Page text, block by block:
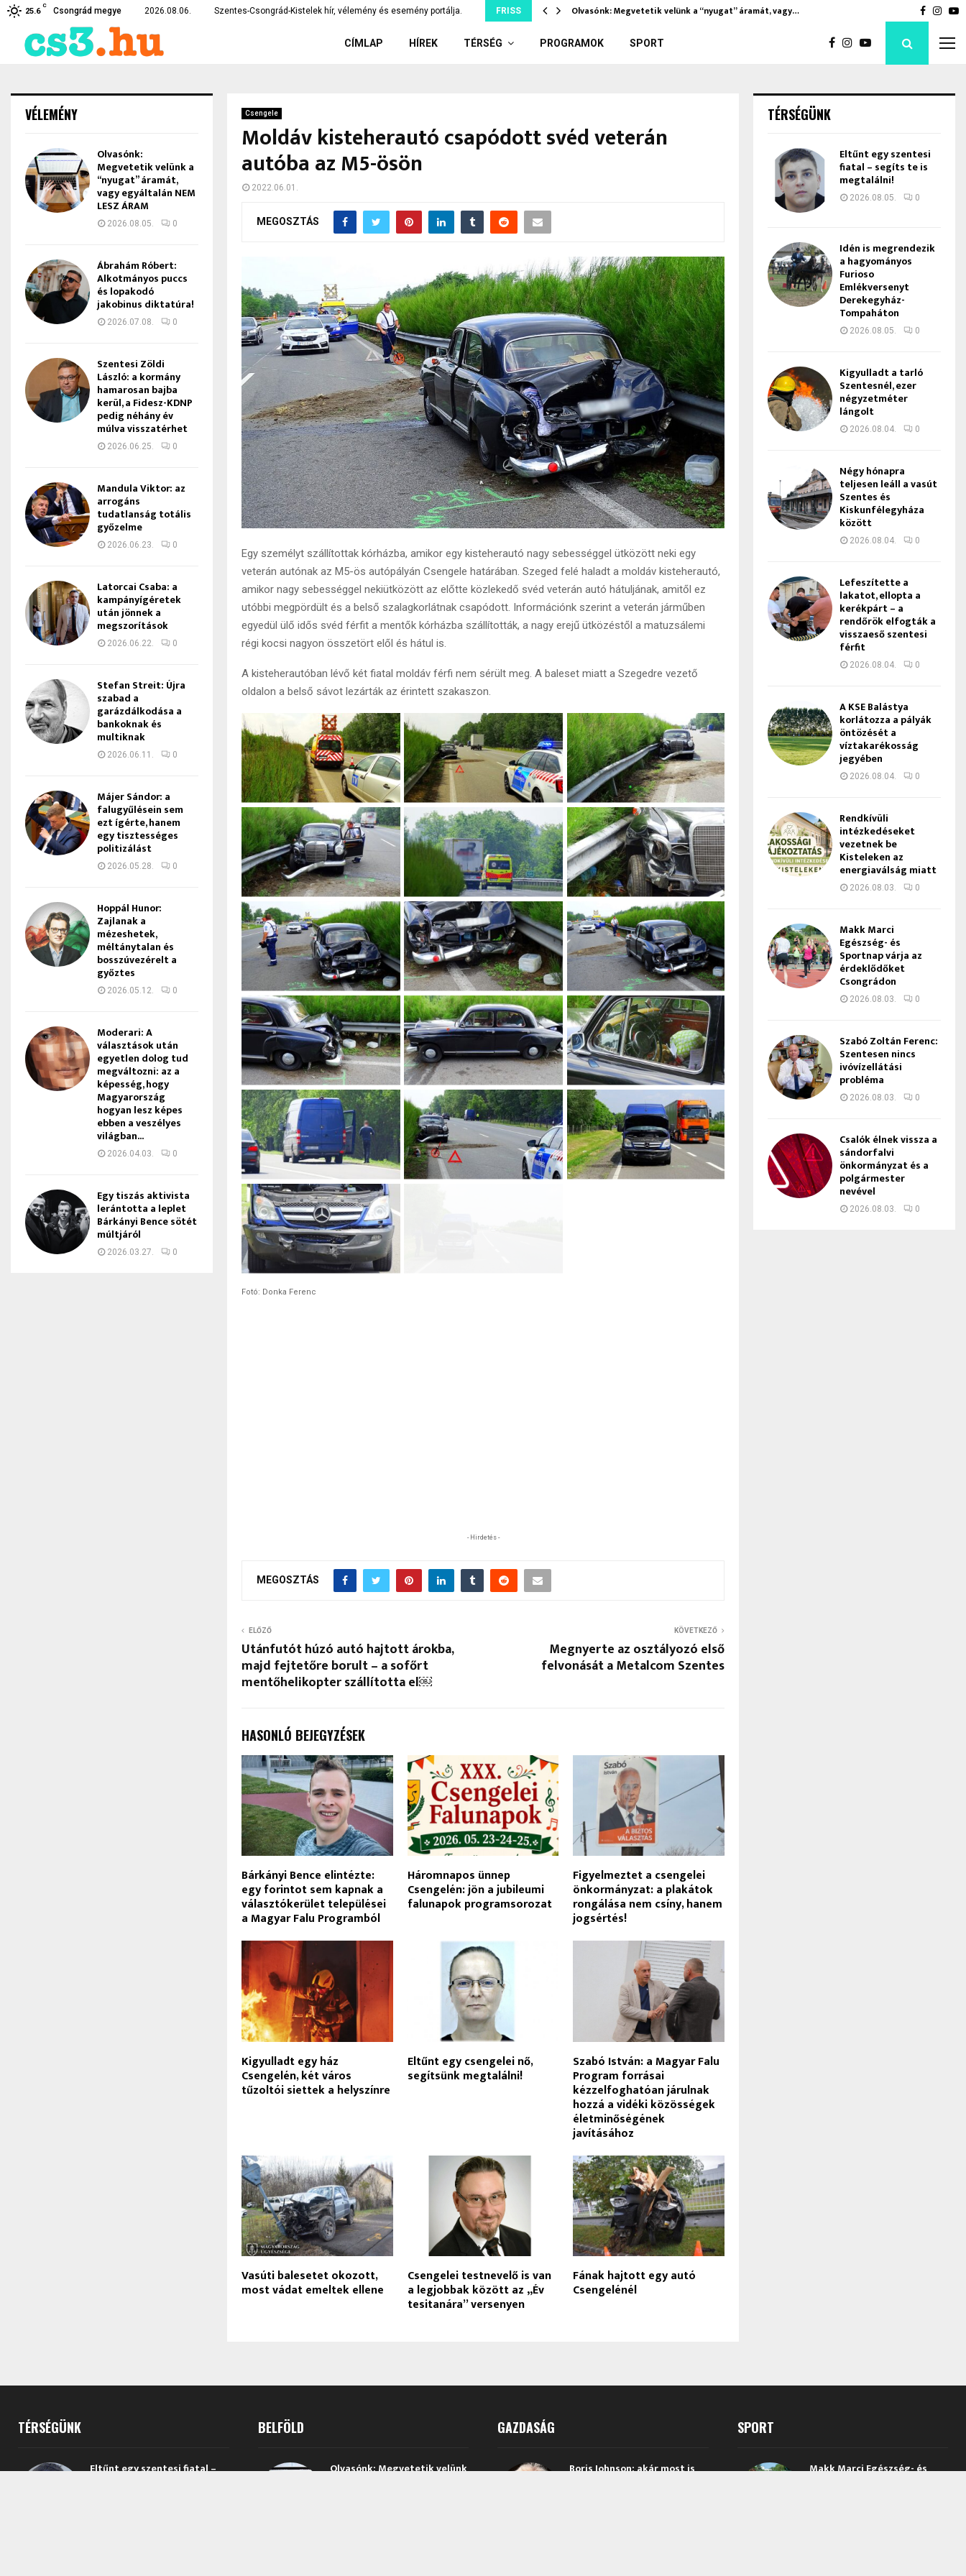
25.6
C
Csongrád megye 2026.08.06. Szentes-Csongrád-Kistelek hír, vélemény és esemény portálja. FRISS
–… Eltűnt egy szentesi fiatal – segíts te… Olvasónk: Megvetetik velünk a “nyugat” áramát, vagy… Soha
CÍMLAP HÍREK TÉRSÉG PROGRAMOK SPORT
Csengele
Moldáv kisteherautó csapódott svéd veterán
autóba az M5-ösön
2022.06.01.
MEGOSZTÁS
Egy személyt szállítottak kórházba, amikor egy kisteherautó nagy sebességgel ütközött neki egy
veterán autónak az M5-ös autópályán Csengele határában. Szeged felé haladt a moldáv kisteherautó,
amikor nagy sebességgel nekiütközött az előtte közlekedő svéd veterán autó hátuljának, amitől ez
utóbbi megpördült és a belső szalagkorlátnak csapódott. Információnk szerint a veterán járműben
egyedül ülő idős svéd férfit a mentők kórházba szállították, a nagy erejű ütközéstől a matuzsálemi
régi kocsi nagyon összetört elől és hátul is.
A kisteherautóban lévő két fiatal moldáv férfi nem sérült meg. A baleset miatt a Szegedre vezető
oldalon a belső sávot lezárták az érintett szakaszon.
Fotó: Donka Ferenc
- Hirdetés -
MEGOSZTÁS
ELŐZŐ
Utánfutót húzó autó hajtott árokba,
majd fejtetőre borult – a sofőrt
mentőhelikopter szállította el￼
KÖVETKEZŐ
Megnyerte az osztályozó első
felvonását a Metalcom Szentes
HASONLÓ BEJEGYZÉSEK
Bárkányi Bence elintézte:
egy forintot sem kapnak a
választókerület települései
a Magyar Falu Programból
Háromnapos ünnep
Csengelén: jön a jubileumi
falunapok programsorozat
Figyelmeztet a csengelei
önkormányzat: a plakátok
rongálása nem csíny, hanem
jogsértés!
Kigyulladt egy ház
Csengelén, két város
tűzoltói siettek a helyszínre
Eltűnt egy csengelei nő,
segítsünk megtalálni!
Szabó István: a Magyar Falu
Program forrásai
kézzelfoghatóan járulnak
hozzá a vidéki közösségek
életminőségének
javításához
Vasúti balesetet okozott,
most vádat emeltek ellene
Csengelei testnevelő is van
a legjobbak között az „Év
tesitanára” versenyen
Fának hajtott egy autó
Csengelénél
VÉLEMÉNY
Olvasónk:
Megvetetik velünk a
“nyugat” áramát,
vagy egyáltalán NEM
LESZ ÁRAM
2026.08.05. 0
Ábrahám Róbert:
Alkotmányos puccs
és lopakodó
jakobinus diktatúra!
2026.07.08. 0
Szentesi Zöldi
László: a kormány
hamarosan bajba
kerül, a Fidesz-KDNP
pedig néhány év
múlva visszatérhet
2026.06.25. 0
Mandula Viktor: az
arrogáns
tudatlanság totális
győzelme
2026.06.23. 0
Latorcai Csaba: a
kampányígéretek
után jönnek a
megszorítások
2026.06.22. 0
Stefan Streit: Újra
szabad a
garázdálkodása a
bankoknak és
multiknak
2026.06.11. 0
Májer Sándor: a
falugyűlésein sem
ezt ígérte, hanem
egy tisztességes
politizálást
2026.05.28. 0
Hoppál Hunor:
Zajlanak a
mézeshetek,
méltánytalan és
bosszúvezérelt a
győztes
2026.05.12. 0
Moderari: A
választások után
egyetlen dolog tud
megváltozni: az a
képesség, hogy
Magyarország
hogyan lesz képes
ebben a veszélyes
világban...
2026.04.03. 0
Egy tiszás aktivista
lerántotta a leplet
Bárkányi Bence sötét
múltjáról
2026.03.27. 0
TÉRSÉGÜNK
Eltűnt egy szentesi
fiatal – segíts te is
megtalálni!
2026.08.05. 0
Idén is megrendezik
a hagyományos
Furioso
Emlékversenyt
Derekegyház-
Tompaháton
2026.08.05. 0
Kigyulladt a tarló
Szentesnél, ezer
négyzetméter
lángolt
2026.08.04. 0
Négy hónapra
teljesen leáll a vasút
Szentes és
Kiskunfélegyháza
között
2026.08.04. 0
Lefeszítette a
lakatot, ellopta a
kerékpárt – a
rendőrök elfogták a
visszaeső szentesi
férfit
2026.08.04. 0
A KSE Balástya
korlátozza a pályák
öntözését a
víztakarékosság
jegyében
2026.08.04. 0
Rendkívüli
intézkedéseket
vezetnek be
Kisteleken az
energiaválság miatt
2026.08.03. 0
Makk Marci
Egészség- és
Sportnap várja az
érdeklődőket
Csongrádon
2026.08.03. 0
Szabó Zoltán Ferenc:
Szentesen nincs
ivóvízellátási
probléma
2026.08.03. 0
Csalók élnek vissza a
sándorfalvi
önkormányzat és a
polgármester
nevével
2026.08.03. 0
TÉRSÉGÜNK
Eltűnt egy szentesi fiatal –
BELFÖLD
Olvasónk: Megvetetik velünk
GAZDASÁG
Boris Johnson: akár most is
SPORT
Makk Marci Egészség- és